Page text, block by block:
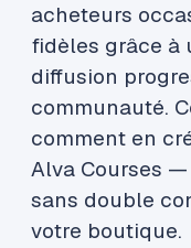
acheteurs
fidèles grâce à
diffusion
communauté.
comment en
Alva Courses
sans double
votre boutique.